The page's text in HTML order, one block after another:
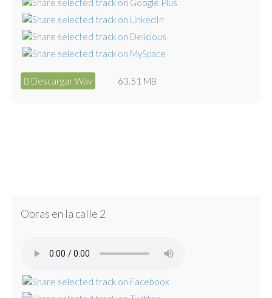
Descargar Wav 63.51 MB
Obras en la calle 2